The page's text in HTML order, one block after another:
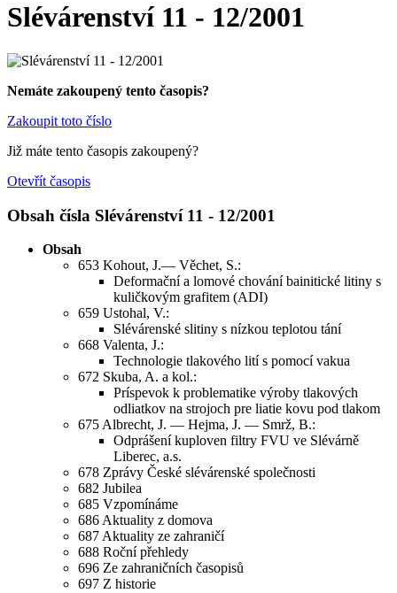
Slévárenství 11 - 12/2001
Nemáte zakoupený tento časopis?
Zakoupit toto číslo
Již máte tento časopis zakoupený?
Otevřít časopis
Obsah čísla Slévárenství 11 - 12/2001
Obsah
653 Kohout, J.— Věchet, S.:
Deformační a lomové chování bainitické litiny s
kuličkovým grafitem (ADI)
659 Ustohal, V.:
Slévárenské slitiny s nízkou teplotou tání
668 Valenta, J.:
Technologie tlakového lití s pomocí vakua
672 Skuba, A. a kol.:
Príspevok k problematike výroby tlakových
odliatkov na strojoch pre liatie kovu pod tlakom
675 Albrecht, J. — Hejma, J. — Smrž, B.:
Odprášení kuploven filtry FVU ve Slévárně
Liberec, a.s.
678 Zprávy České slévárenské společnosti
682 Jubilea
685 Vzpomínáme
686 Aktuality z domova
687 Aktuality ze zahraničí
688 Roční přehledy
696 Ze zahraničních časopisů
697 Z historie